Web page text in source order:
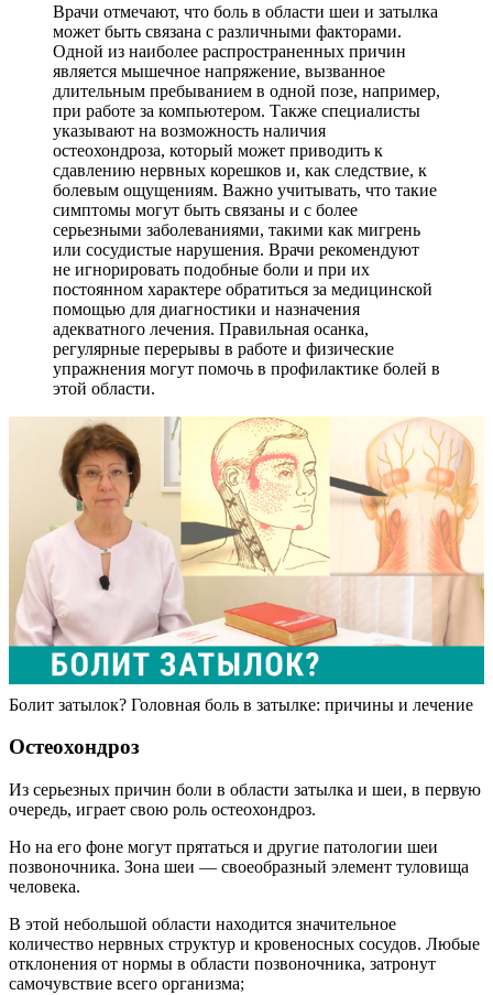
Врачи отмечают, что боль в области шеи и затылка
может быть связана с различными факторами.
Одной из наиболее распространенных причин
является мышечное напряжение, вызванное
длительным пребыванием в одной позе, например,
при работе за компьютером. Также специалисты
указывают на возможность наличия
остеохондроза, который может приводить к
сдавлению нервных корешков и, как следствие, к
болевым ощущениям. Важно учитывать, что такие
симптомы могут быть связаны и с более
серьезными заболеваниями, такими как мигрень
или сосудистые нарушения. Врачи рекомендуют
не игнорировать подобные боли и при их
постоянном характере обратиться за медицинской
помощью для диагностики и назначения
адекватного лечения. Правильная осанка,
регулярные перерывы в работе и физические
упражнения могут помочь в профилактике болей в
этой области.
Болит затылок? Головная боль в затылке: причины и лечение
Остеохондроз
Из серьезных причин боли в области затылка и шеи, в первую
очередь, играет свою роль остеохондроз.
Но на его фоне могут прятаться и другие патологии шеи
позвоночника. Зона шеи — своеобразный элемент туловища
человека.
В этой небольшой области находится значительное
количество нервных структур и кровеносных сосудов. Любые
отклонения от нормы в области позвоночника, затронут
самочувствие всего организма;